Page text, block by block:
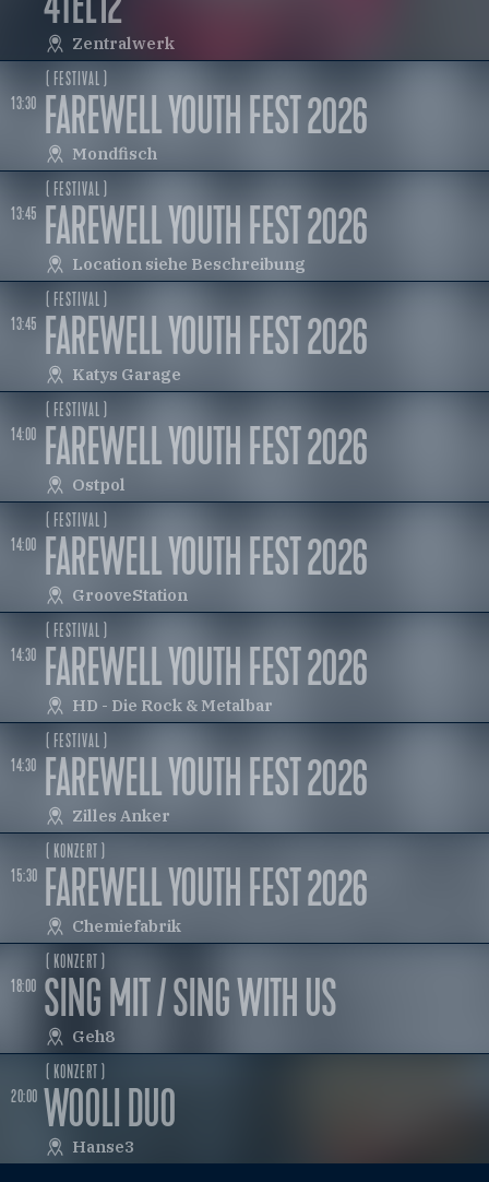
4TEL12
Zentralwerk
13:30
( FESTIVAL )
FAREWELL YOUTH FEST 2026
Mondfisch
13:45
( FESTIVAL )
FAREWELL YOUTH FEST 2026
Location siehe Beschreibung
13:45
( FESTIVAL )
FAREWELL YOUTH FEST 2026
Katys Garage
14:00
( FESTIVAL )
FAREWELL YOUTH FEST 2026
Ostpol
14:00
( FESTIVAL )
FAREWELL YOUTH FEST 2026
GrooveStation
14:30
( FESTIVAL )
FAREWELL YOUTH FEST 2026
HD - Die Rock & Metalbar
14:30
( FESTIVAL )
FAREWELL YOUTH FEST 2026
Zilles Anker
15:30
( KONZERT )
FAREWELL YOUTH FEST 2026
Chemiefabrik
18:00
( KONZERT )
SING MIT / SING WITH US
Geh8
20:00
( KONZERT )
WOOLI DUO
Hanse3